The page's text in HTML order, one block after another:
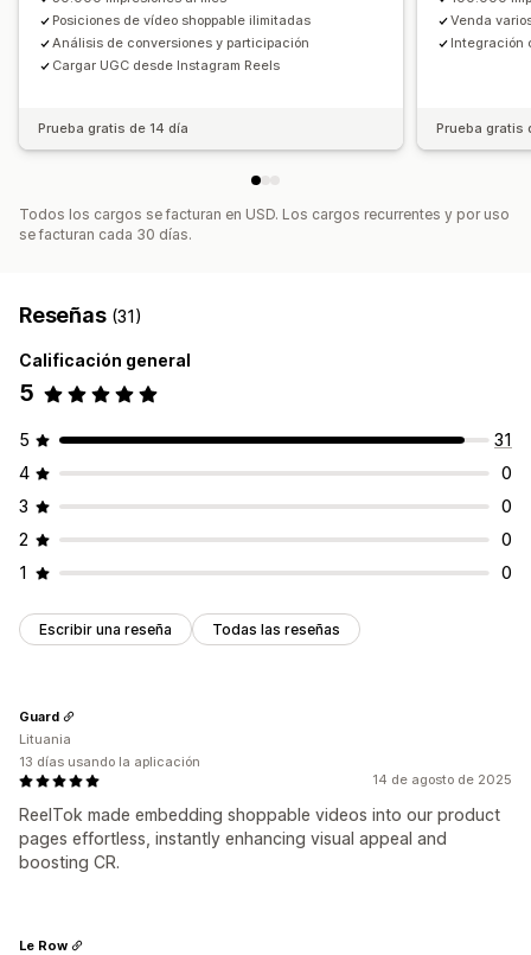
Posiciones de vídeo shoppable ilimitadas
Análisis de conversiones y participación
Cargar UGC desde Instagram Reels
Prueba gratis de 14 día
Venda
Integración
Prueba gratis
Todos los cargos se facturan en USD. Los cargos recurrentes y por uso
se facturan cada 30 días.
Reseñas (31)
Calificación general
5
5
31
4
0
3
0
2
0
1
0
Escribir una reseña Todas las reseñas
14 de agosto de 2025
ReelTok made embedding shoppable videos into our product
pages effortless, instantly enhancing visual appeal and
boosting CR.
Guard
Lituania
13 días usando la aplicación
Le Row